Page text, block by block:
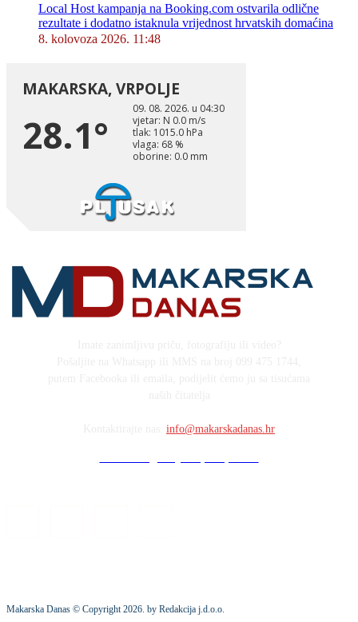
Local Host kampanja na Booking.com ostvarila odlične
rezultate i dodatno istaknula vrijednost hrvatskih domaćina
8. kolovoza 2026. 11:48
info@makarskadanas.hr
Makarska Danas © Copyright2026. by Redakcija j.d.o.o.